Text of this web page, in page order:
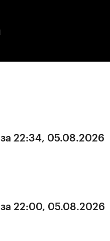
22:34, 05.08.2026
за 22:00, 05.08.2026